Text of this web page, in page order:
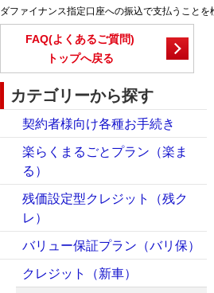
ダファイナンス指定口座への振込で支払うこと
FAQ(よくあるご質問)
トップへ戻る
カテゴリーから探す
契約者様向け各種お手続き
楽らくまるごとプラン（楽ま
る）
残価設定型クレジット（残ク
レ）
バリュー保証プラン（バリ保）
クレジット（新車）